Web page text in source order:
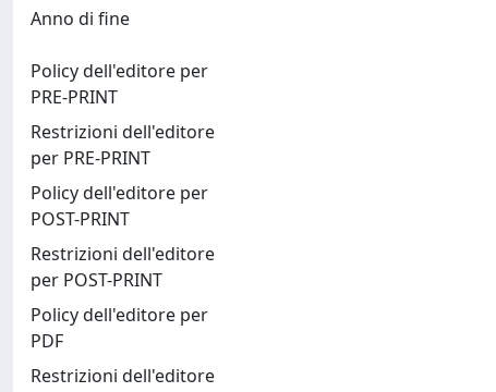
Anno di fine
Policy dell'editore per
PRE-PRINT
Restrizioni dell'editore
per PRE-PRINT
Policy dell'editore per
POST-PRINT
Restrizioni dell'editore
per POST-PRINT
Policy dell'editore per
PDF
Restrizioni dell'editore